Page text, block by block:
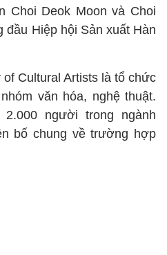
Choi Deok Moon và Choi
Hiệp hội Sản xuất Hàn
Cultural Artists là tổ chức
văn hóa, nghệ thuật.
2.000 người trong ngành
bố chung về trường hợp